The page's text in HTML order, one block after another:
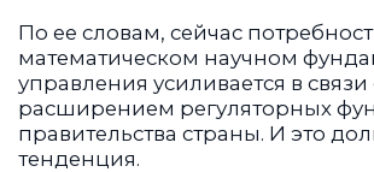
По ее словам, сейчас
математическом научном
управления усиливается в связи
расширением регуляторных
правительства страны. И это
тенденция.